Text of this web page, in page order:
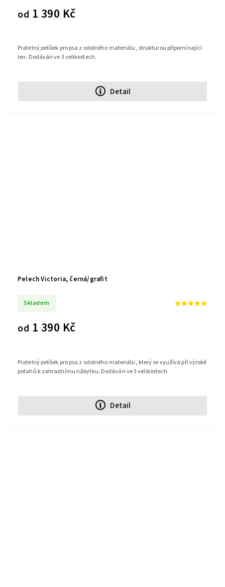
od 1 390 Kč
Detail
Pratelný pelíšek pro psa z odolného materiálu, strukturou připomínající
len. Dodáván ve 3 velikostech.
Pelech Victoria, černá/grafit
Skladem
od 1 390 Kč
Detail
Pratelný pelíšek pro psa z odolného materiálu, který se využívá při výrobě
potahů k zahradnímu nábytku. Dodáván ve 3 velikostech.